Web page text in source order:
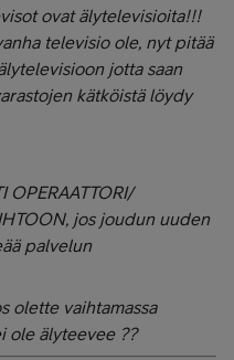
ovat älytelevisioita!!!
televisio ole, nyt pitää
jotta saan
kätköistä löydy
OPERAATTORI/
jos joudun uuden
palvelun
olette vaihtamassa
ole älyteevee ??